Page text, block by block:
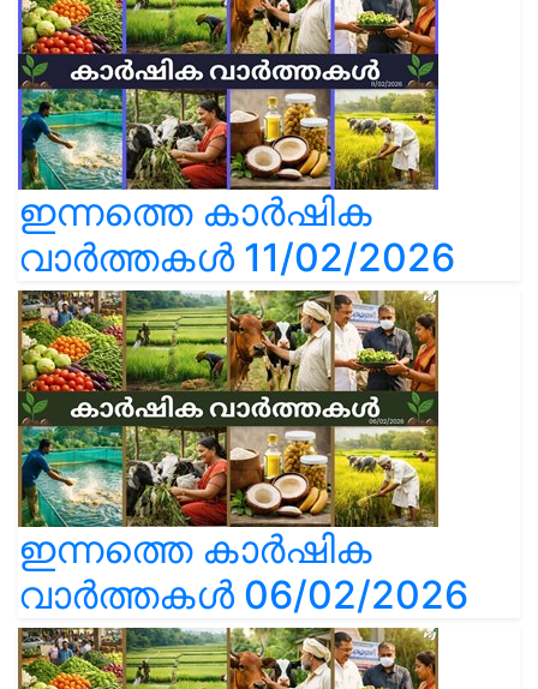
ഇന്നത്തെ കാർഷിക
വാർത്തകൾ 11/02/2026
ഇന്നത്തെ കാർഷിക
വാർത്തകൾ 06/02/2026